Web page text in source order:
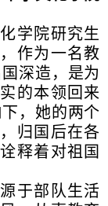
学院研究生
作为一名教
深造，是为
的本领回来
，她的两个
归国后在各
释着对祖国
于部队生活